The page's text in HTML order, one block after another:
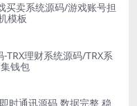
买卖系统源码/游戏账号担
模板
TRX理财系统源码/TRX系
钱包
时通讯源码 数据完整 稳